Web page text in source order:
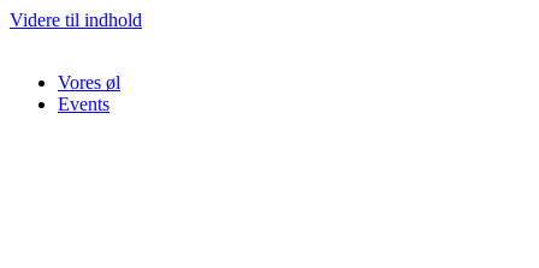
Videre til indhold
Vores øl
Events